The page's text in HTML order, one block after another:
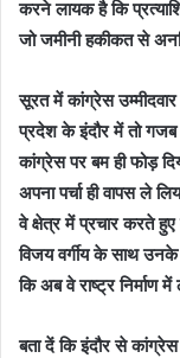
करने लायक है कि
जो जमीनी हकीकत से
सूरत में कांग्रेस उम्मीदवार
प्रदेश के इंदौर में तो गजब
कांग्रेस पर बम ही फोड़
अपना पर्चा ही वापस ले
वे क्षेत्र में प्रचार करते
विजय वर्गीय के साथ
कि अब वे राष्ट्र निर्माण
बता दें कि इंदौर से